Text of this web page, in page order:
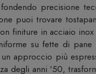
precisione
puoi trovare
finiture in acciaio
su fette di pane
approccio più
degli anni '50,